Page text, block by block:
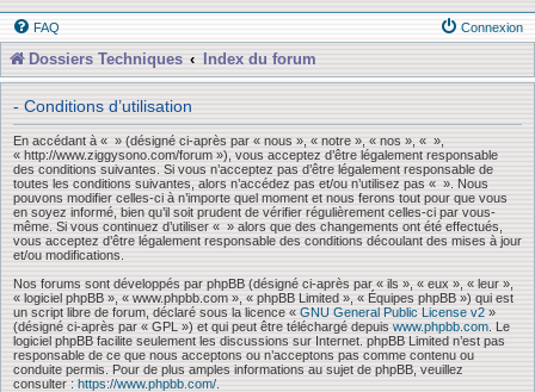
FAQ Connexion
Dossiers Techniques Index du forum
- Conditions d’utilisation
En accédant à « » (désigné ci-après par « nous », « notre », « nos », « »,
« http://www.ziggysono.com/forum »), vous acceptez d’être légalement responsable
des conditions suivantes. Si vous n’acceptez pas d’être légalement responsable de
toutes les conditions suivantes, alors n’accédez pas et/ou n’utilisez pas « ». Nous
pouvons modifier celles-ci à n’importe quel moment et nous ferons tout pour que vous
en soyez informé, bien qu’il soit prudent de vérifier régulièrement celles-ci par vous-
même. Si vous continuez d’utiliser « » alors que des changements ont été effectués,
vous acceptez d’être légalement responsable des conditions découlant des mises à jour
et/ou modifications.
Nos forums sont développés par phpBB (désigné ci-après par « ils », « eux », « leur »,
« logiciel phpBB », « www.phpbb.com », « phpBB Limited », « Équipes phpBB ») qui est
un script libre de forum, déclaré sous la licence « GNU General Public License v2 »
(désigné ci-après par « GPL ») et qui peut être téléchargé depuis www.phpbb.com . Le
logiciel phpBB facilite seulement les discussions sur Internet. phpBB Limited n’est pas
responsable de ce que nous acceptons ou n’acceptons pas comme contenu ou
conduite permis. Pour de plus amples informations au sujet de phpBB, veuillez
consulter : https://www.phpbb.com/